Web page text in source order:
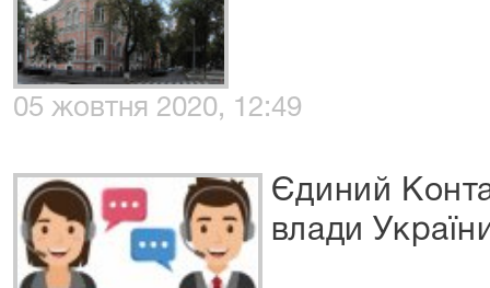
05 жовтня 2020, 12:49
Єдиний
влади